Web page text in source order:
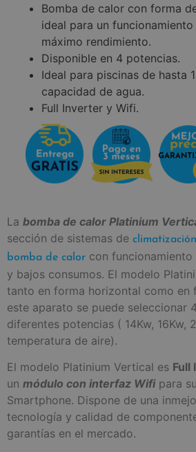
Bomba de calor con forma
ideal para un
máximo rendimiento.
Disponible en 4 potencias.
Ideal para piscinas de hasta
capacidad de agua.
Full Inverter y Wifi.
La bomba de calor Platinium
sección de sistemas de
bomba de calor con
y bajos consumos. El modelo
tanto en forma horizontal como en
este aparato se puede seleccionar
diferentes potencias ( 14Kw, 16Kw,
temperatura de aire).
El modelo Platinium Vertical es Full
un módulo con interfaz Wifipara
Smartphone. Dispone de una
tecnología y calidad de
garantías en el mercado.